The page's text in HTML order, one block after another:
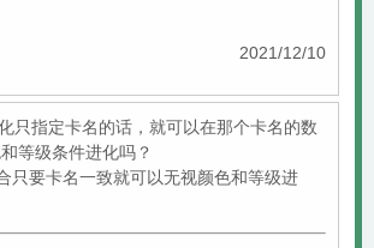
2021/12/10
只指定卡名的话，就可以在那个卡名的数
等级条件进化吗？
只要卡名一致就可以无视颜色和等级进